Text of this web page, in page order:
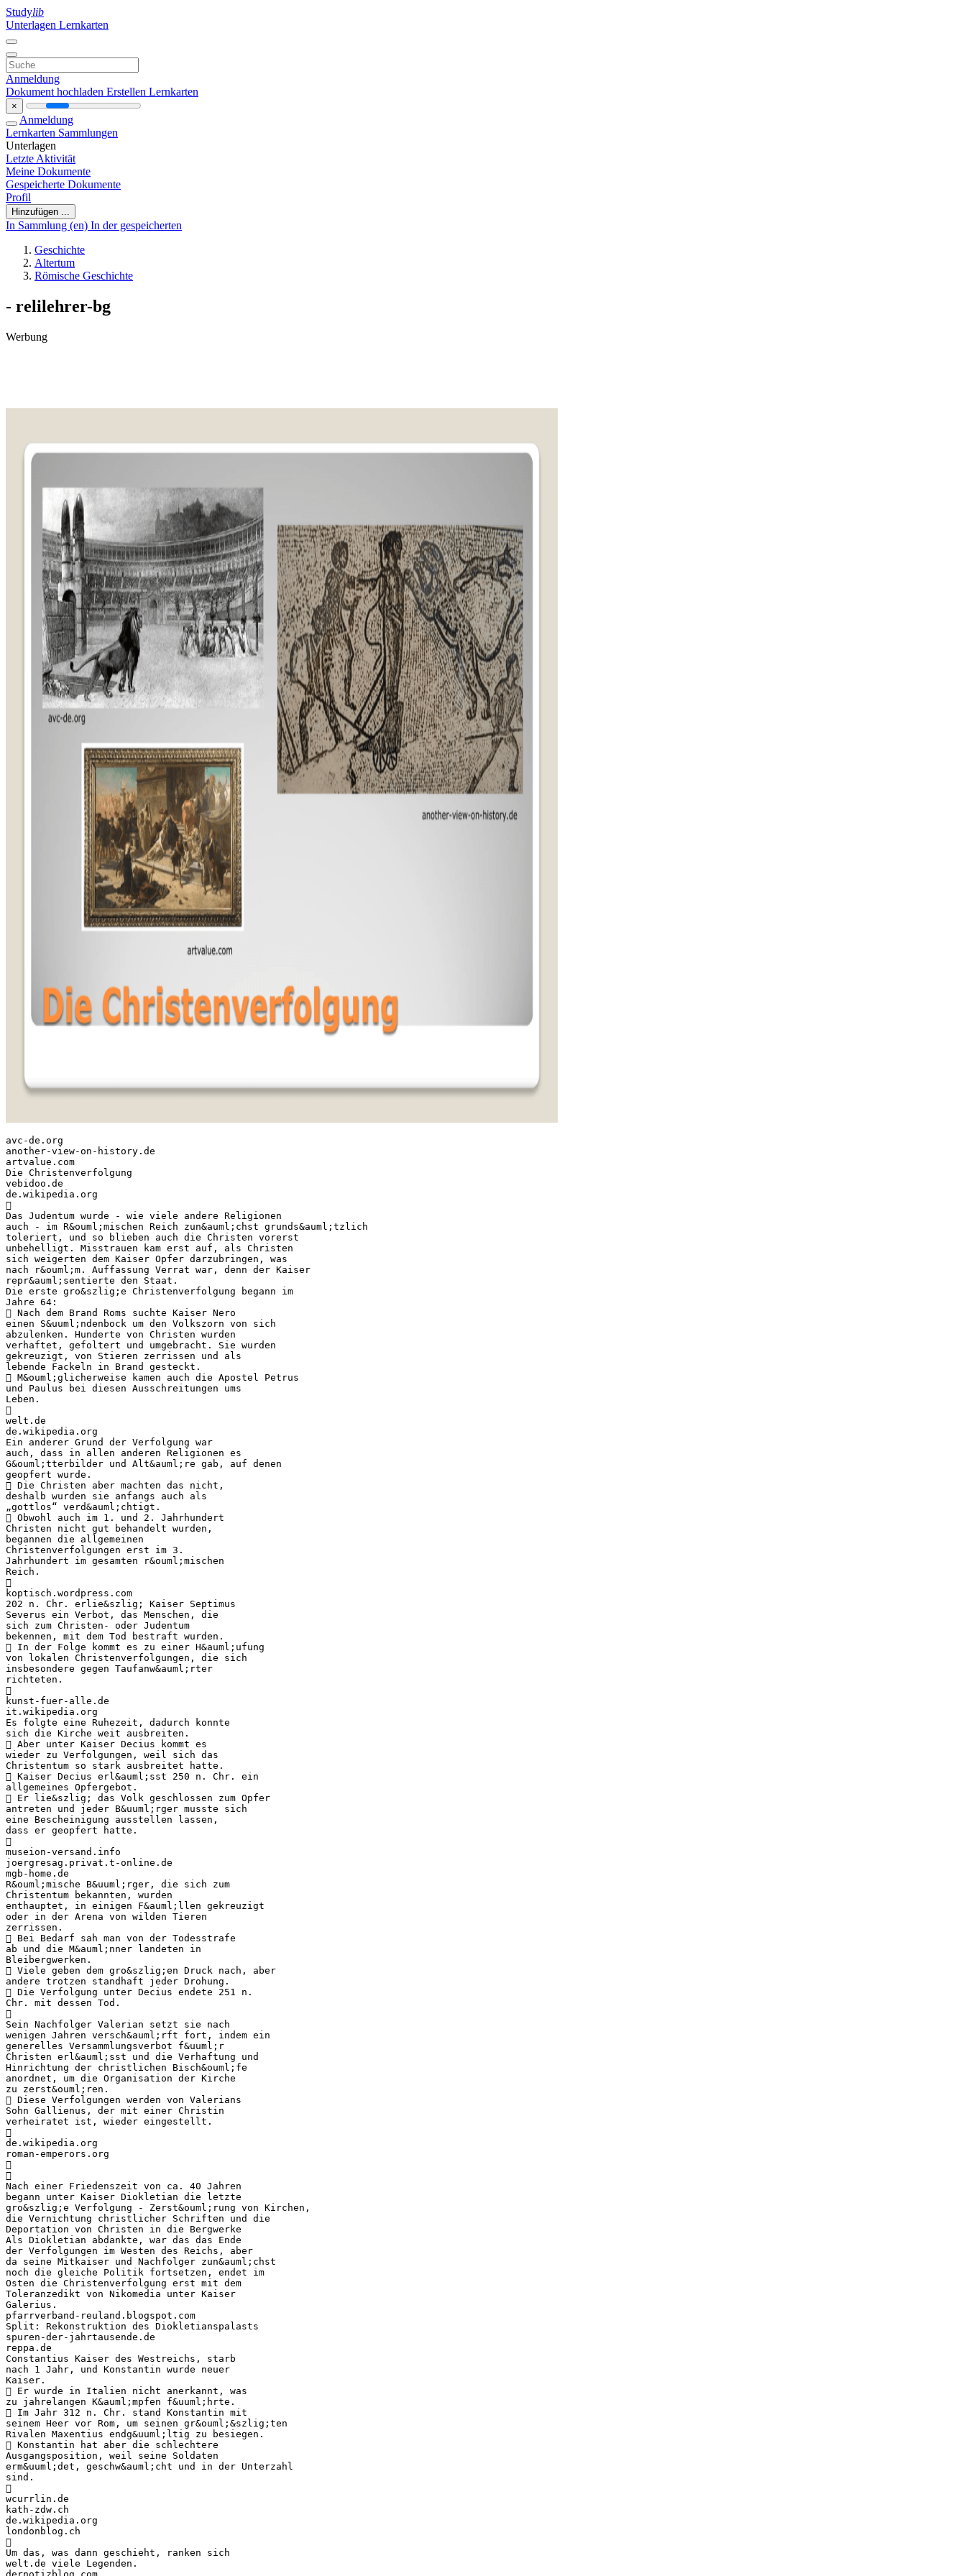
Studylib
Unterlagen Lernkarten
Anmeldung
Dokument hochladen Erstellen Lernkarten
×
Anmeldung
Lernkarten Sammlungen
Unterlagen
Letzte Aktivität
Meine Dokumente
Gespeicherte Dokumente
Profil
Hinzufügen ...
In Sammlung (en) In der gespeicherten
Geschichte
Altertum
Römische Geschichte
- relilehrer-bg
Werbung
avc-de.org
another-view-on-history.de
artvalue.com
Die Christenverfolgung
vebidoo.de
de.wikipedia.org

Das Judentum wurde - wie viele andere Religionen
auch - im R&ouml;mischen Reich zun&auml;chst grunds&auml;tzlich
toleriert, und so blieben auch die Christen vorerst
unbehelligt. Misstrauen kam erst auf, als Christen
sich weigerten dem Kaiser Opfer darzubringen, was
nach r&ouml;m. Auffassung Verrat war, denn der Kaiser
repr&auml;sentierte den Staat.
Die erste gro&szlig;e Christenverfolgung begann im
Jahre 64:
 Nach dem Brand Roms suchte Kaiser Nero
einen S&uuml;ndenbock um den Volkszorn von sich
abzulenken. Hunderte von Christen wurden
verhaftet, gefoltert und umgebracht. Sie wurden
gekreuzigt, von Stieren zerrissen und als
lebende Fackeln in Brand gesteckt.
 M&ouml;glicherweise kamen auch die Apostel Petrus
und Paulus bei diesen Ausschreitungen ums
Leben.

welt.de
de.wikipedia.org
Ein anderer Grund der Verfolgung war
auch, dass in allen anderen Religionen es
G&ouml;tterbilder und Alt&auml;re gab, auf denen
geopfert wurde.
 Die Christen aber machten das nicht,
deshalb wurden sie anfangs auch als
„gottlos“ verd&auml;chtigt.
 Obwohl auch im 1. und 2. Jahrhundert
Christen nicht gut behandelt wurden,
begannen die allgemeinen
Christenverfolgungen erst im 3.
Jahrhundert im gesamten r&ouml;mischen
Reich.

koptisch.wordpress.com
202 n. Chr. erlie&szlig; Kaiser Septimus
Severus ein Verbot, das Menschen, die
sich zum Christen- oder Judentum
bekennen, mit dem Tod bestraft wurden.
 In der Folge kommt es zu einer H&auml;ufung
von lokalen Christenverfolgungen, die sich
insbesondere gegen Taufanw&auml;rter
richteten.

kunst-fuer-alle.de
it.wikipedia.org
Es folgte eine Ruhezeit, dadurch konnte
sich die Kirche weit ausbreiten.
 Aber unter Kaiser Decius kommt es
wieder zu Verfolgungen, weil sich das
Christentum so stark ausbreitet hatte.
 Kaiser Decius erl&auml;sst 250 n. Chr. ein
allgemeines Opfergebot.
 Er lie&szlig; das Volk geschlossen zum Opfer
antreten und jeder B&uuml;rger musste sich
eine Bescheinigung ausstellen lassen,
dass er geopfert hatte.

museion-versand.info
joergresag.privat.t-online.de
mgb-home.de
R&ouml;mische B&uuml;rger, die sich zum
Christentum bekannten, wurden
enthauptet, in einigen F&auml;llen gekreuzigt
oder in der Arena von wilden Tieren
zerrissen.
 Bei Bedarf sah man von der Todesstrafe
ab und die M&auml;nner landeten in
Bleibergwerken.
 Viele geben dem gro&szlig;en Druck nach, aber
andere trotzen standhaft jeder Drohung.
 Die Verfolgung unter Decius endete 251 n.
Chr. mit dessen Tod.

Sein Nachfolger Valerian setzt sie nach
wenigen Jahren versch&auml;rft fort, indem ein
generelles Versammlungsverbot f&uuml;r
Christen erl&auml;sst und die Verhaftung und
Hinrichtung der christlichen Bisch&ouml;fe
anordnet, um die Organisation der Kirche
zu zerst&ouml;ren.
 Diese Verfolgungen werden von Valerians
Sohn Gallienus, der mit einer Christin
verheiratet ist, wieder eingestellt.

de.wikipedia.org
roman-emperors.org


Nach einer Friedenszeit von ca. 40 Jahren
begann unter Kaiser Diokletian die letzte
gro&szlig;e Verfolgung - Zerst&ouml;rung von Kirchen,
die Vernichtung christlicher Schriften und die
Deportation von Christen in die Bergwerke
Als Diokletian abdankte, war das das Ende
der Verfolgungen im Westen des Reichs, aber
da seine Mitkaiser und Nachfolger zun&auml;chst
noch die gleiche Politik fortsetzen, endet im
Osten die Christenverfolgung erst mit dem
Toleranzedikt von Nikomedia unter Kaiser
Galerius.
pfarrverband-reuland.blogspot.com
Split: Rekonstruktion des Diokletianspalasts
spuren-der-jahrtausende.de
reppa.de
Constantius Kaiser des Westreichs, starb
nach 1 Jahr, und Konstantin wurde neuer
Kaiser.
 Er wurde in Italien nicht anerkannt, was
zu jahrelangen K&auml;mpfen f&uuml;hrte.
 Im Jahr 312 n. Chr. stand Konstantin mit
seinem Heer vor Rom, um seinen gr&ouml;&szlig;ten
Rivalen Maxentius endg&uuml;ltig zu besiegen.
 Konstantin hat aber die schlechtere
Ausgangsposition, weil seine Soldaten
erm&uuml;det, geschw&auml;cht und in der Unterzahl
sind.

wcurrlin.de
kath-zdw.ch
de.wikipedia.org
londonblog.ch

Um das, was dann geschieht, ranken sich
welt.de viele Legenden.